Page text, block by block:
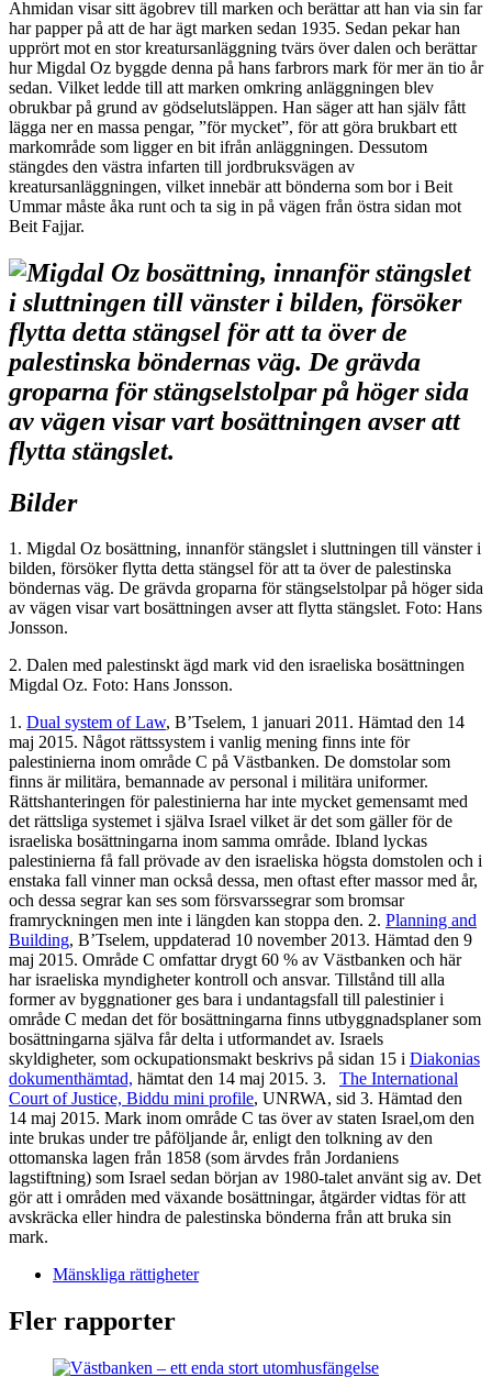
Ahmidan visar sitt ägobrev till marken och berättar att han via sin far
har papper på att de har ägt marken sedan 1935. Sedan pekar han
upprört mot en stor kreatursanläggning tvärs över dalen och berättar
hur Migdal Oz byggde denna på hans farbrors mark för mer än tio år
sedan. Vilket ledde till att marken omkring anläggningen blev
obrukbar på grund av gödselutsläppen. Han säger att han själv fått
lägga ner en massa pengar, ”för mycket”, för att göra brukbart ett
markområde som ligger en bit ifrån anläggningen. Dessutom
stängdes den västra infarten till jordbruksvägen av
kreatursanläggningen, vilket innebär att bönderna som bor i Beit
Ummar måste åka runt och ta sig in på vägen från östra sidan mot
Beit Fajjar.
Bilder
1. Migdal Oz bosättning, innanför stängslet i sluttningen till vänster i
bilden, försöker flytta detta stängsel för att ta över de palestinska
böndernas väg. De grävda groparna för stängselstolpar på höger sida
av vägen visar vart bosättningen avser att flytta stängslet. Foto: Hans
Jonsson.
2. Dalen med palestinskt ägd mark vid den israeliska bosättningen
Migdal Oz. Foto: Hans Jonsson.
1. Dual system of Law, B’Tselem, 1 januari 2011. Hämtad den 14
maj 2015. Något rättssystem i vanlig mening finns inte för
palestinierna inom område C på Västbanken. De domstolar som
finns är militära, bemannade av personal i militära uniformer.
Rättshanteringen för palestinierna har inte mycket gemensamt med
det rättsliga systemet i själva Israel vilket är det som gäller för de
israeliska bosättningarna inom samma område. Ibland lyckas
palestinierna få fall prövade av den israeliska högsta domstolen och i
enstaka fall vinner man också dessa, men oftast efter massor med år,
och dessa segrar kan ses som försvarssegrar som bromsar
framryckningen men inte i längden kan stoppa den. 2. Planning and
Building, B’Tselem, uppdaterad 10 november 2013. Hämtad den 9
maj 2015. Område C omfattar drygt 60 % av Västbanken och här
har israeliska myndigheter kontroll och ansvar. Tillstånd till alla
former av byggnationer ges bara i undantagsfall till palestinier i
område C medan det för bosättningarna finns utbyggnadsplaner som
bosättningarna själva får delta i utformandet av. Israels
skyldigheter, som ockupationsmakt beskrivs på sidan 15 i Diakonias
dokumenthämtad, hämtat den 14 maj 2015. 3. The International
Court of Justice, Biddu mini profile, UNRWA, sid 3. Hämtad den
14 maj 2015. Mark inom område C tas över av staten Israel,om den
inte brukas under tre påföljande år, enligt den tolkning av den
ottomanska lagen från 1858 (som ärvdes från Jordaniens
lagstiftning) som Israel sedan början av 1980-talet använt sig av. Det
gör att i områden med växande bosättningar, åtgärder vidtas för att
avskräcka eller hindra de palestinska bönderna från att bruka sin
mark.
Mänskliga rättigheter
Fler rapporter